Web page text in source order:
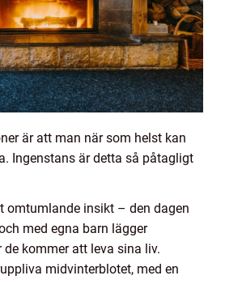
är att man när som helst kan
Ingenstans är detta så påtagligt
omtumlande insikt – den dagen
med egna barn lägger
kommer att leva sina liv.
midvinterblotet, med en